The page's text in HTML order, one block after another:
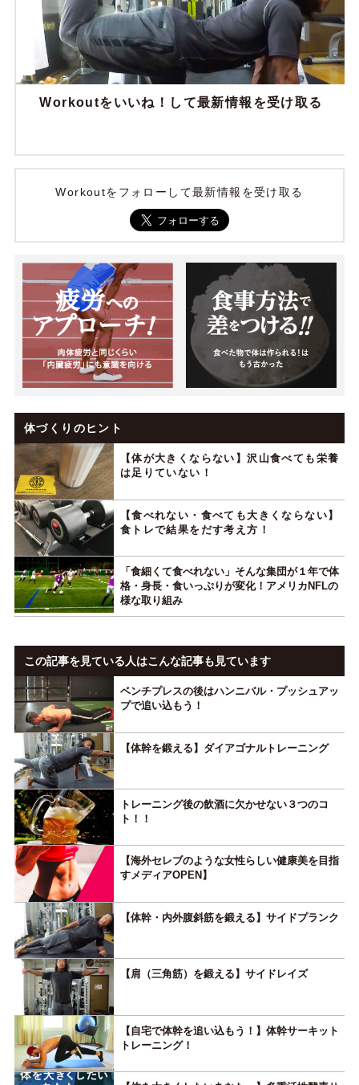
Workoutをいいね！して最新情報を受け取る
Workoutをフォローして最新情報を受け取る
体づくりのヒント
【体が大きくならない】沢山食べても栄養
は足りていない！
【食べれない・食べても大きくならない】
食トレで結果をだす考え方！
「食細くて食べれない」そんな集団が１年で体
格・身長・食いっぷりが変化！アメリカNFLの
様な取り組み
この記事を見ている人はこんな記事も見ています
ベンチプレスの後はハンニバル・プッシュアッ
プで追い込もう！
【体幹を鍛える】ダイアゴナルトレーニング
トレーニング後の飲酒に欠かせない３つのコ
ト！！
【海外セレブのような女性らしい健康美を目指
すメディアOPEN】
【体幹・内外腹斜筋を鍛える】サイドプランク
【肩（三角筋）を鍛える】サイドレイズ
【自宅で体幹を追い込もう！】体幹サーキット
トレーニング！